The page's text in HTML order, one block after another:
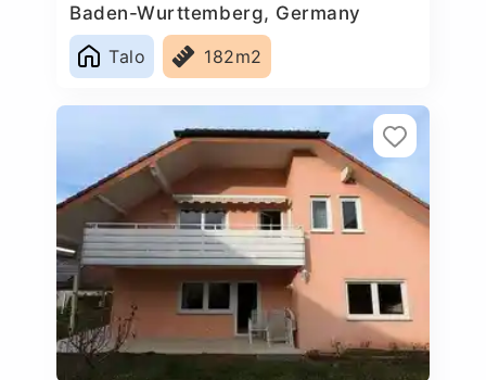
Baden-Wurttemberg, Germany
Talo
182m2